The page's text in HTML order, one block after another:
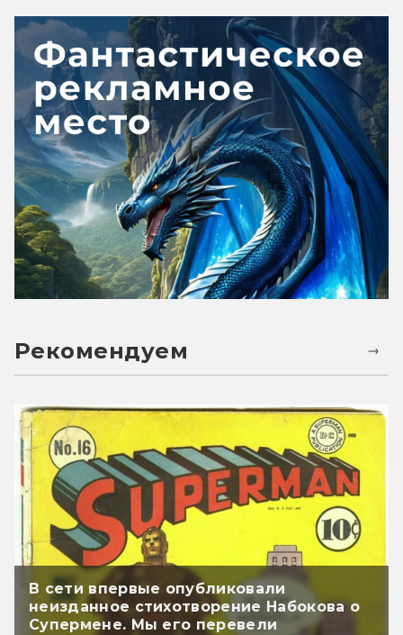
Рекомендуем
В сети впервые опубликовали
неизданное стихотворение Набокова о
Супермене. Мы его перевели